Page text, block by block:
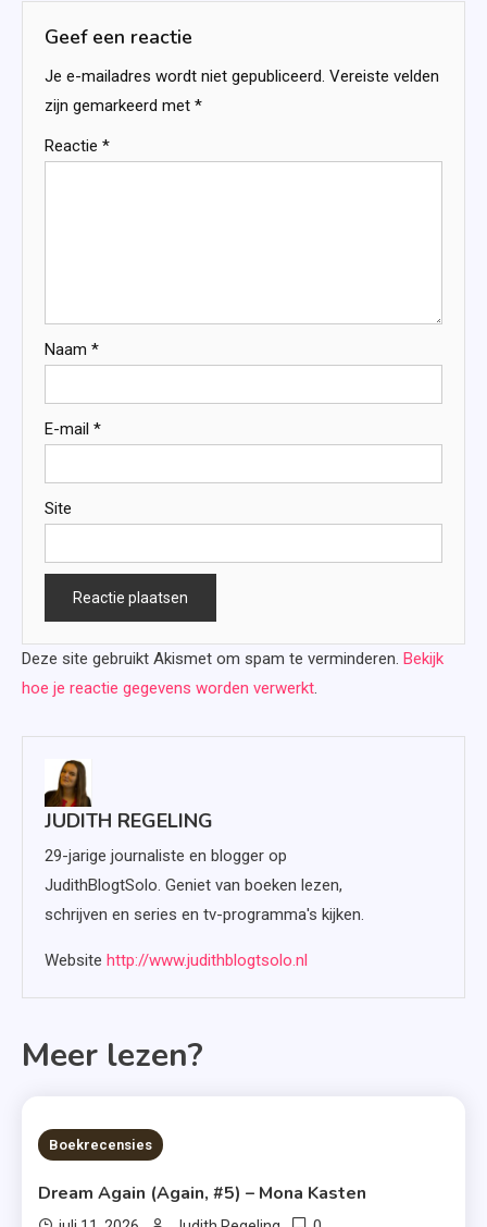
Geef een reactie
Je e-mailadres wordt niet gepubliceerd. Vereiste velden
zijn gemarkeerd met *
Reactie *
Naam *
E-mail *
Site
Deze site gebruikt Akismet om spam te verminderen. Bekijk
hoe je reactie gegevens worden verwerkt.
JUDITH REGELING
29-jarige journaliste en blogger op
JudithBlogtSolo. Geniet van boeken lezen,
schrijven en series en tv-programma's kijken.
Website http://www.judithblogtsolo.nl
Meer lezen?
6 MINS READ
Boekrecensies
Dream Again (Again, #5) – Mona Kasten